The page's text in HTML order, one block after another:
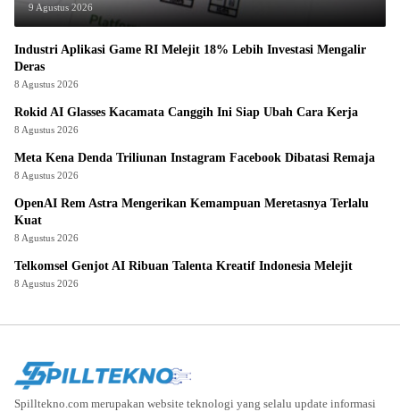
9 Agustus 2026
Industri Aplikasi Game RI Melejit 18% Lebih Investasi Mengalir
Deras
8 Agustus 2026
Rokid AI Glasses Kacamata Canggih Ini Siap Ubah Cara Kerja
8 Agustus 2026
Meta Kena Denda Triliunan Instagram Facebook Dibatasi Remaja
8 Agustus 2026
OpenAI Rem Astra Mengerikan Kemampuan Meretasnya Terlalu
Kuat
8 Agustus 2026
Telkomsel Genjot AI Ribuan Talenta Kreatif Indonesia Melejit
8 Agustus 2026
Spilltekno.com merupakan website teknologi yang selalu update informasi